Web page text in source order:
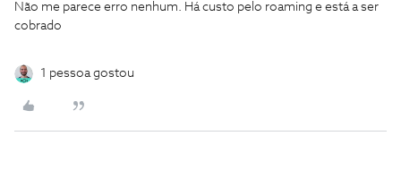
Não me parece erro nenhum. Há custo pelo roaming e está a ser
cobrado
1 pessoa gostou